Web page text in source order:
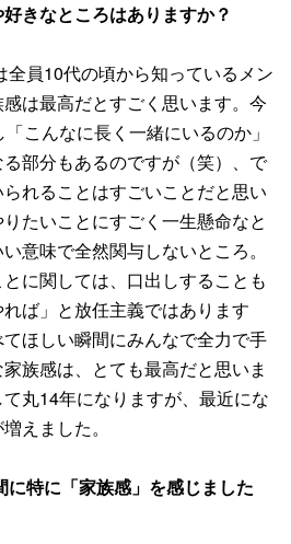
きなところはありますか？
員10代の頃から知っているメン
は最高だとすごく思います。今
こんなに長く一緒にいるのか」
部分もあるのですが（笑）、で
れることはすごいことだと思い
たいことにすごく一生懸命なと
意味で全然関与しないところ。
に関しては、口出しすることも
ば」と放任主義ではあります
ほしい瞬間にみんなで全力で手
族感は、とても最高だと思いま
丸14年になりますが、最近にな
えました。
特に「家族感」を感じました